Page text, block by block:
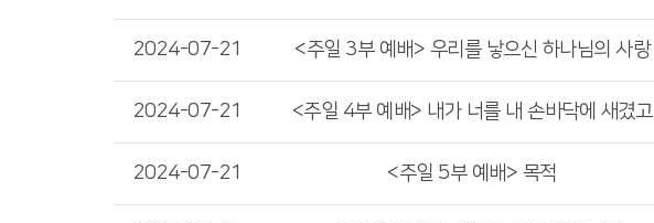
2024-07-21 <주일 3부 예배> 우리를 낳으신 하나님의 사랑
2024-07-21 <주일 4부 예배> 내가 너를 내 손바닥에 새겼고
2024-07-21 <주일 5부 예배> 목적